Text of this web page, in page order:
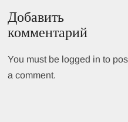
Добавить
комментарий
You must be logged in to
a comment.